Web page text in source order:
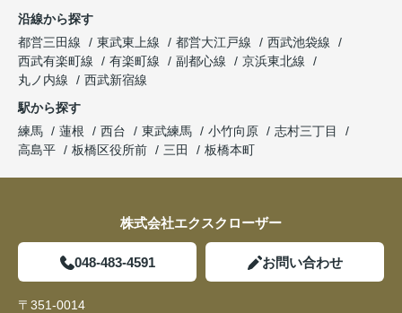
沿線から探す
都営三田線
東武東上線 都営大江戸線
西武池袋線
西武有楽町線
有楽町線 副都心線
京浜東北線
丸ノ内線
西武新宿線
駅から探す
練馬
蓮根 西台 東武練馬 小竹向原
志村三丁目
高島平
板橋区役所前 三田 板橋本町
株式会社エクスクローザー
048-483-4591 お問い合わせ
〒351-0014